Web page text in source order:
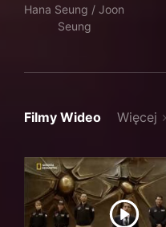
Hana Seung / Joon
Seung
Filmy Wideo Więcej